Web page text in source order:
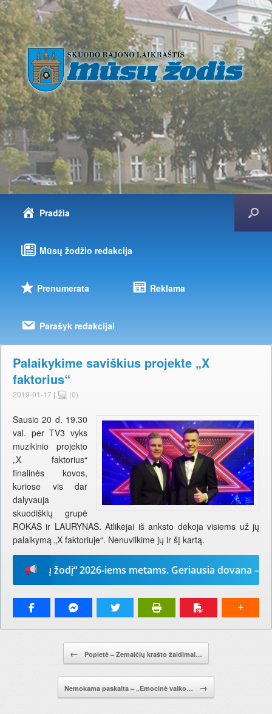
Pradžia
Mūsų žodžio redakcija
Prenumerata Reklama
Parašyk redakcijai
Palaikykime saviškius projekte „X
faktorius“
2019-01-17 | (0)
Sausio 20 d. 19.30
val. per TV3 vyks
muzikinio projekto
„X faktorius“
finalinės kovos,
kuriose vis dar
dalyvauja
skuodiškių grupė
ROKAS ir LAURYNAS. Atlikėjai iš anksto dėkoja visiems už jų
palaikymą „X faktoriuje“. Nenuvilkime jų ir šį kartą.
„Mūsų žodį“ 2026-iems metams. Geriausia dovana –
← Popietė – Žemaičių krašto žaidimai…
Nemokama paskaita – „Emocinė vaiko… →